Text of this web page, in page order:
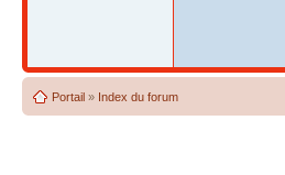
Portail » Index du forum